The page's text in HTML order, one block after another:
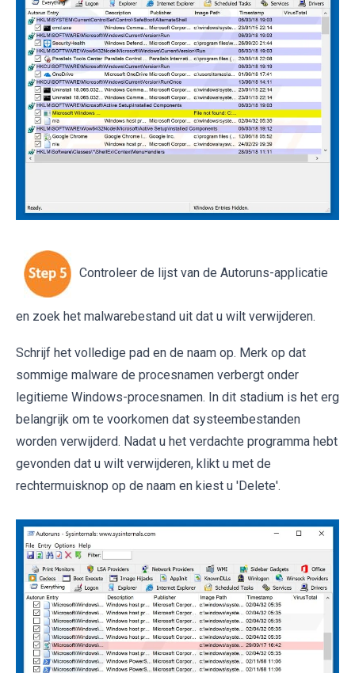
Controleer de lijst van de Autoruns-applicatie
en zoek het malwarebestand uit dat u wilt verwijderen.
Schrijf het volledige pad en de naam op. Merk op dat
sommige malware de procesnamen verbergt onder
legitieme Windows-procesnamen. In dit stadium is het erg
belangrijk om te voorkomen dat systeembestanden
worden verwijderd. Nadat u het verdachte programma hebt
gevonden dat u wilt verwijderen, klikt u met de
rechtermuisknop op de naam en kiest u 'Delete'.